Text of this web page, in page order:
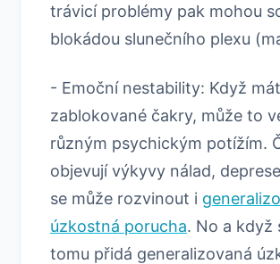
trávicí problémy pak mohou
blokádou slunečního plexu
- Emoční nestability: Když
zablokované čakry, může to
různým psychickým potížím.
objevují výkyvy nálad,
se může rozvinout i
úzkostná porucha. No a když
tomu přidá generalizovaná